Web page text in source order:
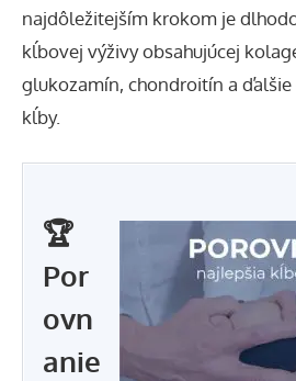
najdôležitejším krokom je
kĺbovej výživyobsahujúcej
glukozamín, chondroitín a
kĺby.
🏆
Por
ovn
anie